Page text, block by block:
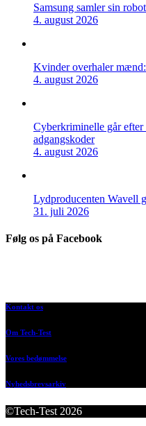
Samsung samler sin
4. august 2026
Kvinder overhaler
4. august 2026
Cyberkriminelle går
adgangskoder
4. august 2026
Lydproducenten Wavell
31. juli 2026
Følg os på Facebook
Kontakt os
Om Tech-Test
Vores bedømmelse
Nyhedsbrevsarkiv
©Tech-Test 2026